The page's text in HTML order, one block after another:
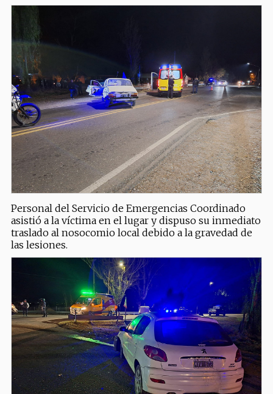
Personal del Servicio de Emergencias Coordinado
asistió a la víctima en el lugar y dispuso su inmediato
traslado al nosocomio local debido a la gravedad de
las lesiones.